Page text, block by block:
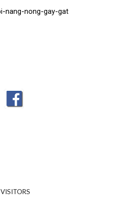
nang-nong-gay-gat
VISITORS